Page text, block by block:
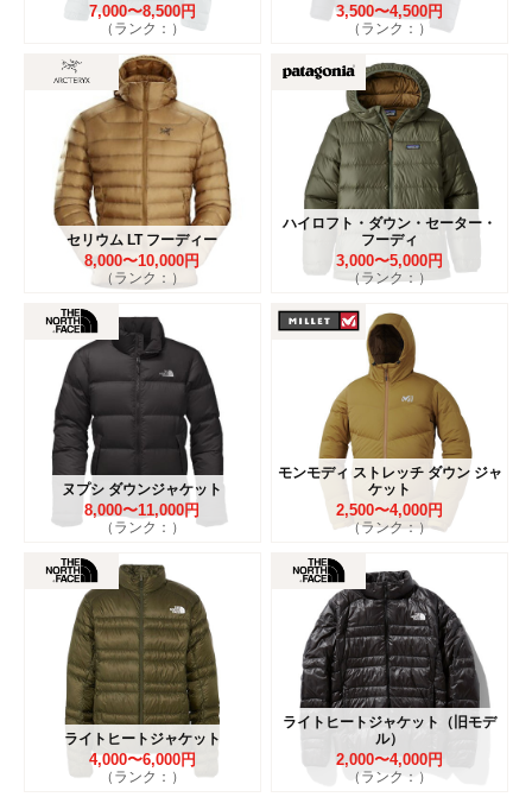
7,000〜8,500円
（ランク：）
3,500〜4,500円
（ランク：）
セリウム LT フーディー
8,000〜10,000円
（ランク：）
ハイロフト・ダウン・セーター・
フーディ
3,000〜5,000円
（ランク：）
ヌプシ ダウンジャケット
8,000〜11,000円
（ランク：）
モンモディ ストレッチ ダウン ジャ
ケット
2,500〜4,000円
（ランク：）
ライトヒートジャケット
4,000〜6,000円
（ランク：）
ライトヒートジャケット（旧モデ
ル）
2,000〜4,000円
（ランク：）